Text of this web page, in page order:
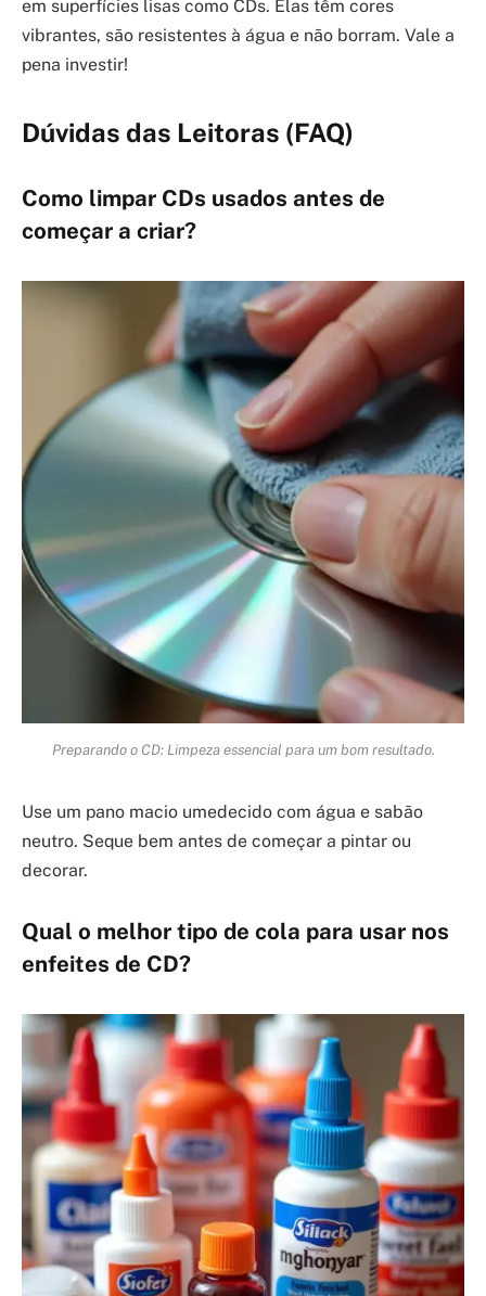
em superfícies lisas como CDs. Elas têm cores
vibrantes, são resistentes à água e não borram. Vale a
pena investir!
Dúvidas das Leitoras (FAQ)
Como limpar CDs usados antes de
começar a criar?
Preparando o CD: Limpeza essencial para um bom resultado.
Use um pano macio umedecido com água e sabão
neutro. Seque bem antes de começar a pintar ou
decorar.
Qual o melhor tipo de cola para usar nos
enfeites de CD?